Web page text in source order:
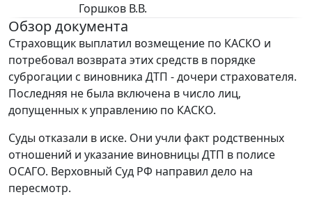
Горшков В.В.
Обзор документа
Страховщик выплатил возмещение по КАСКО и
потребовал возврата этих средств в порядке
суброгации с виновника ДТП - дочери страхователя.
Последняя не была включена в число лиц,
допущенных к управлению по КАСКО.
Суды отказали в иске. Они учли факт родственных
отношений и указание виновницы ДТП в полисе
ОСАГО. Верховный Суд РФ направил дело на
пересмотр.